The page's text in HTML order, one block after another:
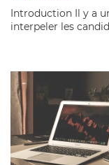
Introduction Il y a
interpeler les